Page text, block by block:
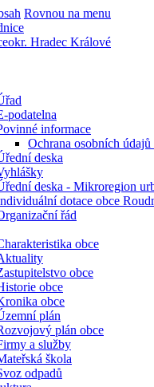
Rovnou na menu
okr. Hradec Králové
podatelna
informace
Ochrana osobních
deska
deska - Mikroregion
dotace obce
řád
obce
obce
obce
obce
plán
plán obce
a služby
škola
odpadů